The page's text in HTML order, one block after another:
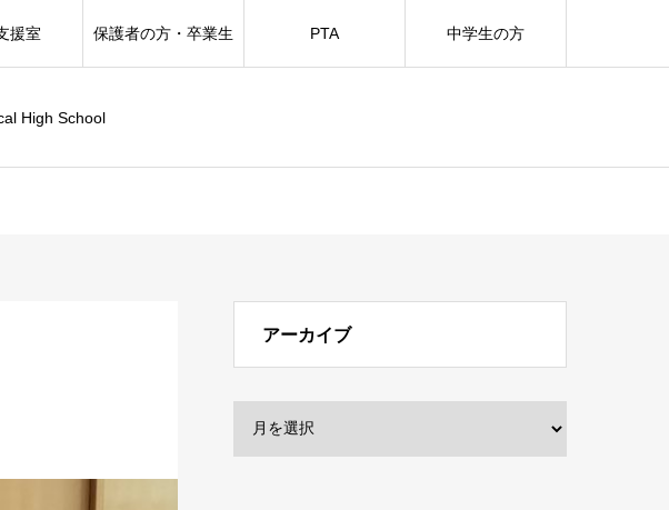
High School
援室 保護者の方・卒業生 PTA 中学生の方
アーカイブ